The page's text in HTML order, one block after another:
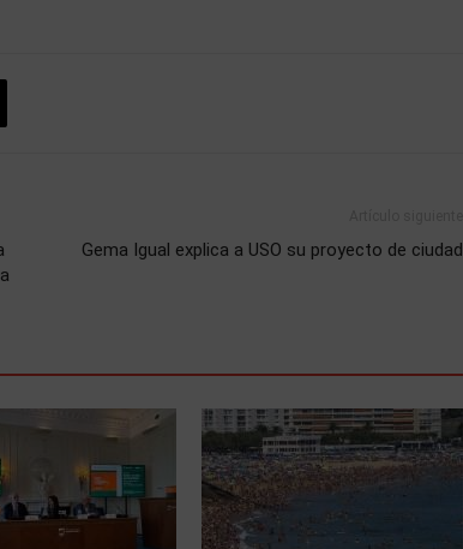
Gema Igual explica a USO su proyecto de ciudad